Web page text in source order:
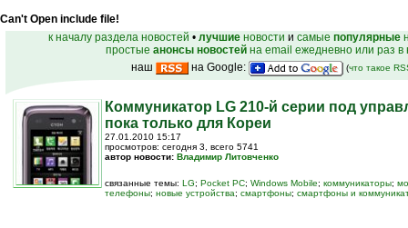
Can't Open include file!
к началу раздела новостей • лучшие новости и самые популярные
простые анонсы новостей на email ежедневно или раз
наш
на Google: (что такое
Коммуникатор LG 210-й серии под
пока только для Кореи
27.01.2010 15:17
просмотров: сегодня 3, всего 5741
автор новости: Владимир Литовченко
связанные темы: LG; Pocket PC; Windows Mobile; коммуникаторы;
телефоны; новые устройства; смартфоны; смартфоны и